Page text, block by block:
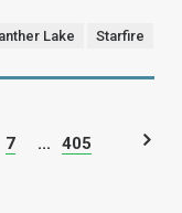
Lake Starfire
7 ... 405